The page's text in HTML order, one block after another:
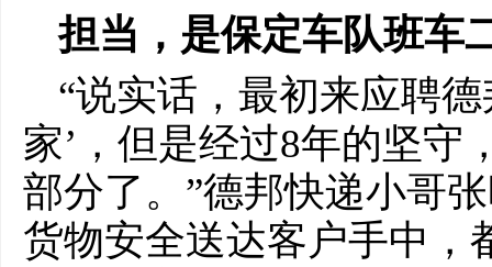
担当，是保定车队班车
“说实话，最初来应聘
家’，但是经过8年的坚守
部分了。”德邦快递小哥
货物安全送达客户手中，